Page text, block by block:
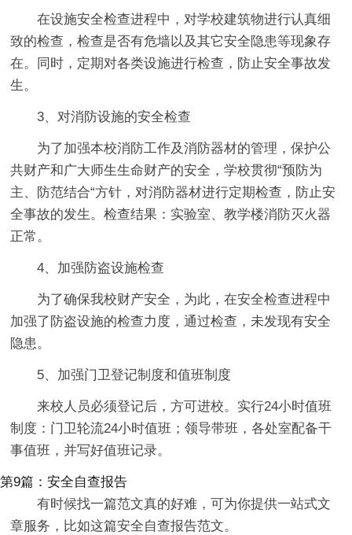
在设施安全检查进程中，对学校建筑物进行认真细
致的检查，检查是否有危墙以及其它安全隐患等现象存
在。同时，定期对各类设施进行检查，防止安全事故发
生。
3、对消防设施的安全检查
为了加强本校消防工作及消防器材的管理，保护公
共财产和广大师生生命财产的安全，学校贯彻“预防为
主、防范结合“方针，对消防器材进行定期检查，防止安
全事故的发生。检查结果：实验室、教学楼消防灭火器
正常。
4、加强防盗设施检查
为了确保我校财产安全，为此，在安全检查进程中
加强了防盗设施的检查力度，通过检查，未发现有安全
隐患。
5、加强门卫登记制度和值班制度
来校人员必须登记后，方可进校。实行24小时值班
制度：门卫轮流24小时值班；领导带班，各处室配备干
事值班，并写好值班记录。
第9篇：安全自查报告
有时候找一篇范文真的好难，可为你提供一站式文
章服务，比如这篇安全自查报告范文。